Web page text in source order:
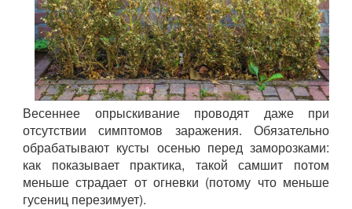
Весеннее опрыскивание проводят даже при
отсутствии симптомов заражения. Обязательно
обрабатывают кусты осенью перед заморозками:
как показывает практика, такой самшит потом
меньше страдает от огневки (потому что меньше
гусениц перезимует).